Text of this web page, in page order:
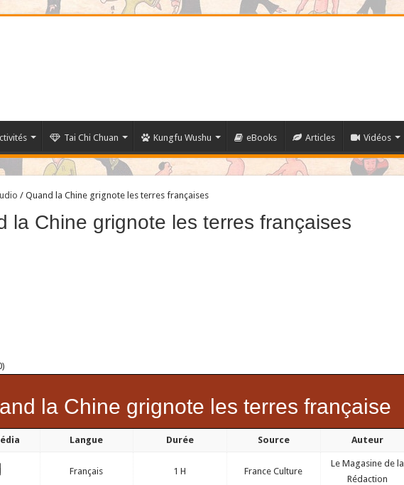
Tai Chi Chuan Kungfu Wushu eBooks Articles Vidéos
/ Quand la Chine grignote les terres françaises
la Chine grignote les terres françaises
)
la Chine grignote les terres française
Langue Durée Source Auteur
Français 1 H France Culture
Le Magasine de la
Rédaction